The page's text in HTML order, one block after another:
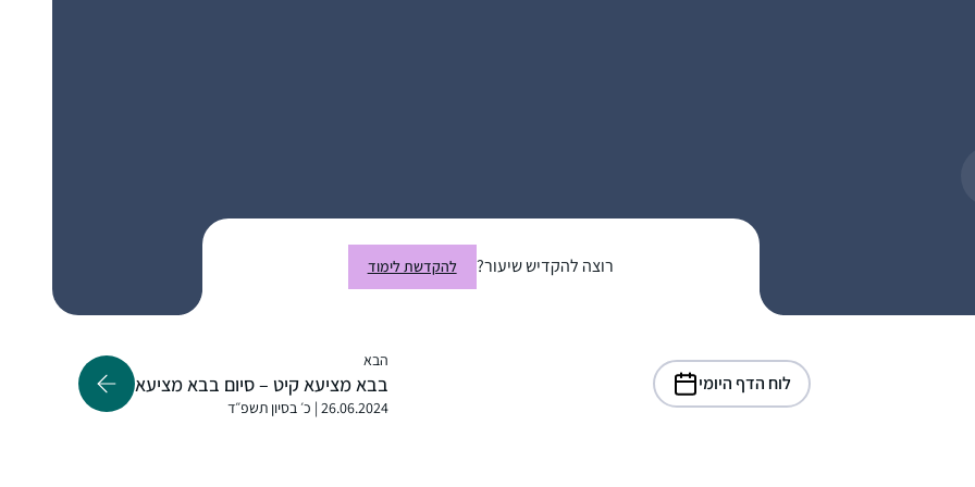
רוצה להקדיש שיעור? להקדשת לימוד
לוח הדף היומי
הבא
בבא מציעא קיט – סיום בבא מציעא
26.06.2024 | כ׳ בסיון תשפ״ד
לומדת עם רבנית מישל על הבוקר בזום. זה נותן
טון לכל היום – בסיס למחשבות שלי .זה זכות
גדול להתחיל את היום בלימוד ובתפילה. תודה